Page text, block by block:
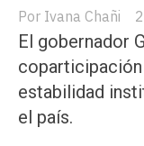
Ivana Chañi
El gobernador
estabilidad
el país.